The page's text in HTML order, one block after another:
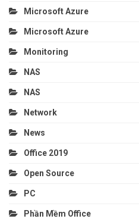
Microsoft Azure
Microsoft Azure
Monitoring
NAS
NAS
Network
News
Office 2019
Open Source
PC
Phần Mềm Office